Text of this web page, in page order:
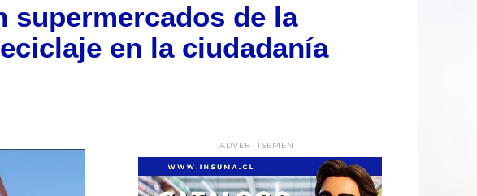
supermercados de la
en la ciudadanía
ADVERTISEMENT